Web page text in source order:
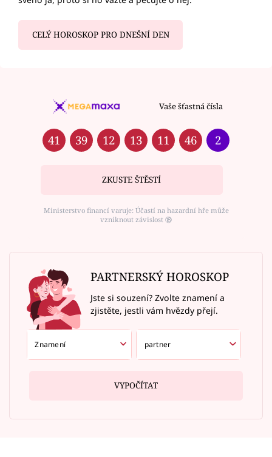
CELÝ HOROSKOP PRO DNEŠNÍ DEN
Vaše šťastná čísla
41 39 12 13 11 46 2
ZKUSTE ŠTĚSTÍ
Ministerstvo financí varuje: Účastí na hazardní hře může
vzniknout závislost ⑱
PARTNERSKÝ HOROSKOP
Jste si souzení? Zvolte znamení a
zjistěte, jestli vám hvězdy přejí.
VYPOČÍTAT